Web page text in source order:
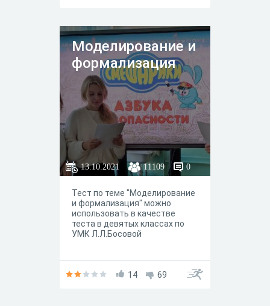
Моделирование и
формализация
13.10.2021 11109 0
Тест по теме "Моделирование
и формализация" можно
использовать в качестве
теста в девятых классах по
УМК Л.Л.Босовой
14 69